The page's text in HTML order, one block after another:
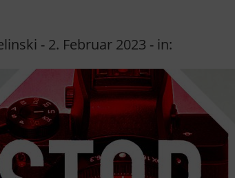
- 2. Februar 2023 - in: